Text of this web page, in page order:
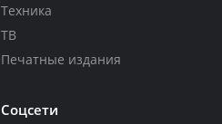
Техника
ТВ
Печатные издания
Соцсети